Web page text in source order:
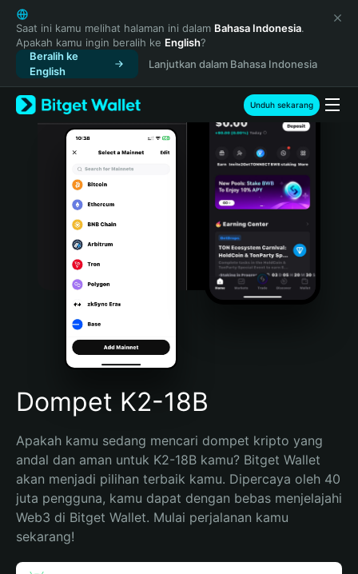
English
日本語
Tiếng Việt
Русский
Español (Latinoamérica)
Türkçe
Italiano
Português (Portugal)
Bahasa Indonesia
Português (Brasil)
Español (Argentina)
Saat ini kamu melihat halaman ini dalam Bahasa Indonesia.
Apakah kamu ingin beralih ke English?
Beralih ke
English
Lanjutkan dalam Bahasa Indonesia
Unduh sekarang
Dompet K2-18B
Apakah kamu sedang mencari dompet kripto yang
andal dan aman untuk K2-18B kamu? Bitget Wallet
akan menjadi pilihan terbaik kamu. Dipercaya oleh 40
juta pengguna, kamu dapat dengan bebas menjelajahi
Web3 di Bitget Wallet. Mulai perjalanan kamu
sekarang!